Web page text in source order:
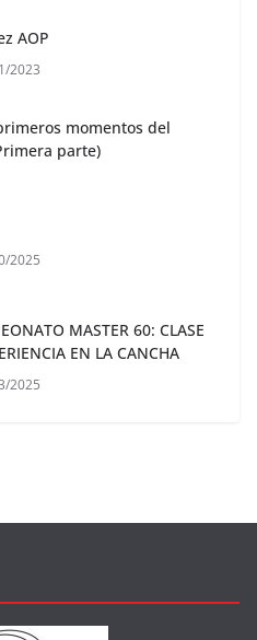
AOP
2023
momentos del
parte)
2025
MASTER 60: CLASE
EN LA CANCHA
2025